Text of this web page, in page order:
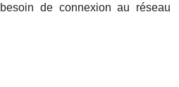
de connexion au réseau